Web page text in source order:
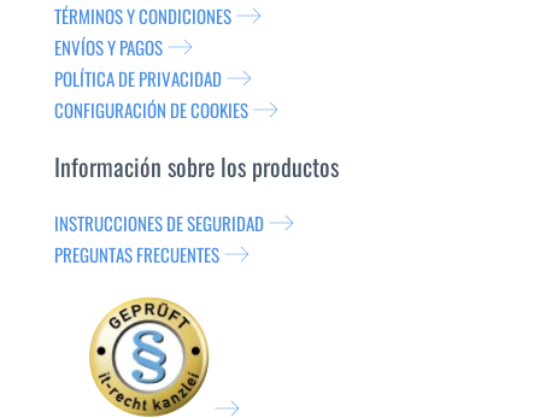
TÉRMINOS Y CONDICIONES
ENVÍOS Y PAGOS
POLÍTICA DE PRIVACIDAD
CONFIGURACIÓN DE COOKIES
Información sobre los productos
INSTRUCCIONES DE SEGURIDAD
PREGUNTAS FRECUENTES